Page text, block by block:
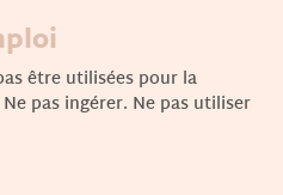
être utilisées pour la
pas ingérer. Ne pas utiliser